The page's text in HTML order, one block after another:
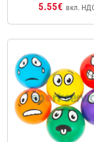
5.55€ вкл.